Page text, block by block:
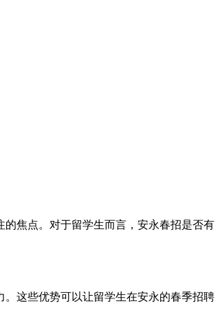
焦点。对于留学生而言，安永春招是否有
这些优势可以让留学生在安永的春季招聘